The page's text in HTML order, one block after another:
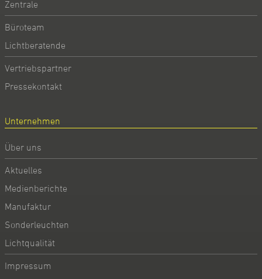
Zentrale
Büroteam
Lichtberatende
Vertriebspartner
Pressekontakt
Unternehmen
Über uns
Aktuelles
Medienberichte
Manufaktur
Sonderleuchten
Lichtqualität
Impressum